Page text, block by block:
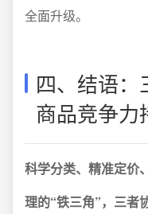
全面升级。
四、结语：
商品竞争力
科学分类、精准定价
理的“铁三角”，三者